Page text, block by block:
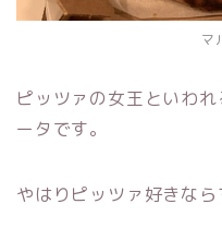
マ
ピッツァの女王といわ
ータです。
やはりピッツァ好きな